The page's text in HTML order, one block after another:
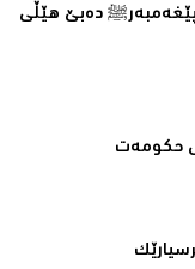
پێغەمبەرﷺ دەبێ ھێڵی
حکومەت‌